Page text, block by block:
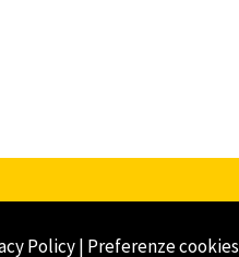
Policy| Preferenze cookies